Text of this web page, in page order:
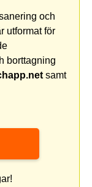
och
utformat för
borttagning
samt